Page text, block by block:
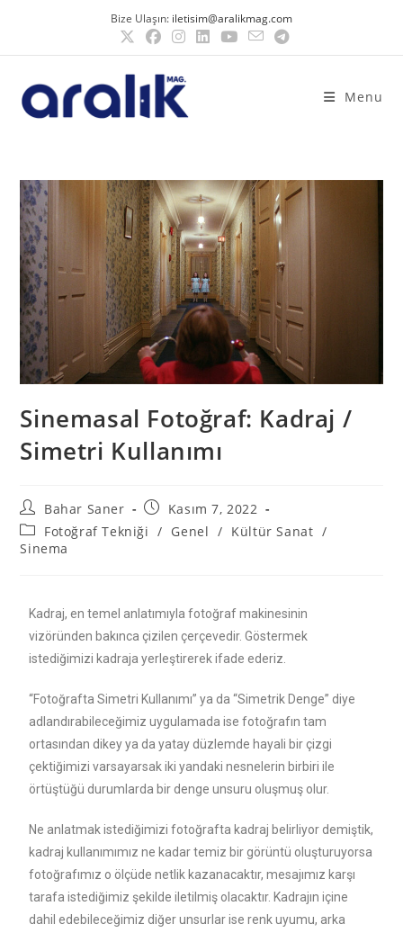
Bize Ulaşın: iletisim@aralikmag.com
Menu
Sinemasal Fotoğraf: Kadraj /
Simetri Kullanımı
Bahar Saner
Kasım 7, 2022
Fotoğraf Tekniği / Genel / Kültür Sanat /
Sinema
Kadraj, en temel anlatımıyla fotoğraf makinesinin
vizöründen bakınca çizilen çerçevedir. Göstermek
istediğimizi kadraja yerleştirerek ifade ederiz.
“Fotoğrafta Simetri Kullanımı” ya da “Simetrik Denge” diye
adlandırabileceğimiz uygulamada ise fotoğrafın tam
ortasından dikey ya da yatay düzlemde hayali bir çizgi
çektiğimizi varsayarsak iki yandaki nesnelerin birbiri ile
örtüştüğü durumlarda bir denge unsuru oluşmuş olur.
Ne anlatmak istediğimizi fotoğrafta kadraj belirliyor demiştik,
kadraj kullanımımız ne kadar temiz bir görüntü oluşturuyorsa
fotoğrafımız o ölçüde netlik kazanacaktır, mesajımız karşı
tarafa istediğimiz şekilde iletilmiş olacaktır. Kadrajın içine
dahil edebileceğimiz diğer unsurlar ise renk uyumu, arka